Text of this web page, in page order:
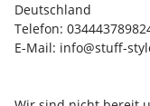
Deutschland
Telefon:
E-Mail: info@stuff-